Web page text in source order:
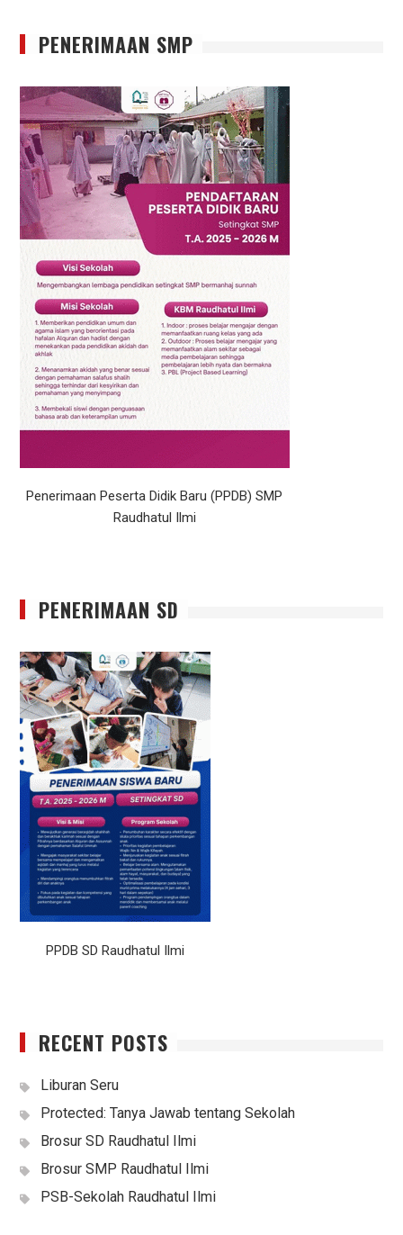
PENERIMAAN SMP
Penerimaan Peserta Didik Baru (PPDB) SMP
Raudhatul Ilmi
PENERIMAAN SD
PPDB SD Raudhatul Ilmi
RECENT POSTS
Liburan Seru
Protected: Tanya Jawab tentang Sekolah
Brosur SD Raudhatul Ilmi
Brosur SMP Raudhatul Ilmi
PSB-Sekolah Raudhatul Ilmi